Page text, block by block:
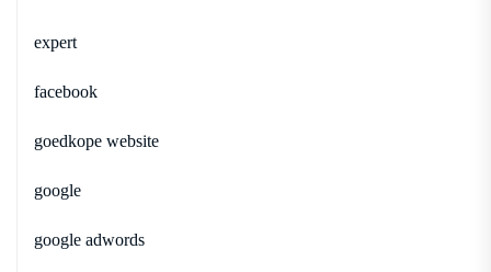
expert
facebook
goedkope website
google
google adwords